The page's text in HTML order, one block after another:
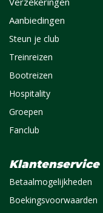
Aanbiedingen
Steun je club
Treinreizen
Bootreizen
Hospitality
Groepen
Fanclub
Klantenservice
Betaalmogelijkheden
Boekingsvoorwaarden